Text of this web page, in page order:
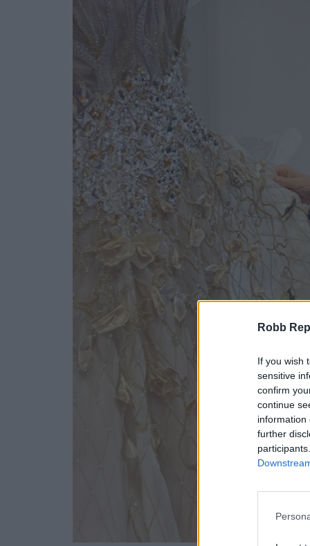
Robb
If you wish
sensitive
confirm
continue
information
further